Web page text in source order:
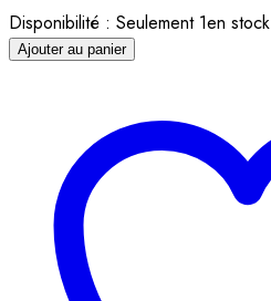
Disponibilité : Seulement 1en stock
Ajouter au panier